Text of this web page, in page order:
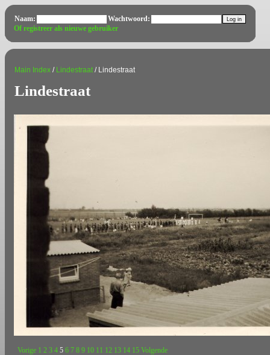
Naam:
Wachtwoord:
Of registreer als nieuwe gebruiker
Main Index / Lindestraat / Lindestraat
Lindestraat
Vorige 1 2 3 4 5 6 7 8 9 10 11 12 13 14 15 Volgende